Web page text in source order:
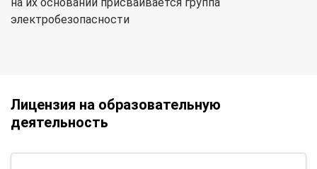
электробезопасности
Лицензия на образовательную
деятельность